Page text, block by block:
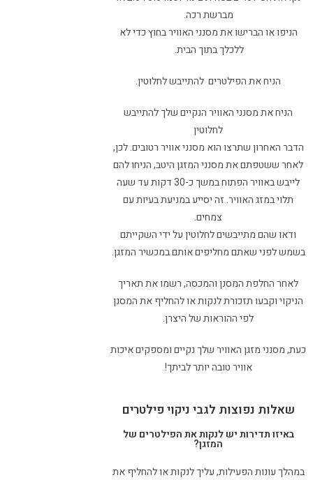
מברשת רכה.
הניפו או הברישו את מסנני האוויר בחוץ כדי לא
ללכלך בתוך הבית.
הניח את הפילטרים להתייבש לחלוטין.
הניח את מסנני האוויר הנקיים שלך להתייבש
לחלוטין
הדבר האחרון שתרצו הוא מסנני אוויר רטובים. לכן,
לאחר ששטפתם את מסנני המזגן היטב, הניחו להם
לייבש באוויר הפתוח במשך כ-30 דקות עד שעה
תלוי במזג האוויר. זה יסייע במניעת בעיות עם
צמחים.
ודאו שהם מתייבשים לחלוטין על ידי השקייתם
בשמש לפני שאתם מחליפים אותם במכשיר המזגן.
לאחר החלפת המסנן והמכסה, רשמו את תאריך
הניקוי וקבעו תזכורת לנקות או להחליף את המסנן
לפי ההוראות של היצרן.
כעת, מסנני מזגן האוויר שלך נקיים ומספקים איכות
אוויר טובה יותר לביתך!
שאלות נפוצות לגבי ניקוי פילטרים
באיזו תדירות יש לנקות את הפילטרים של
המזגן?
במהלך עונות הפעילות, עליך לנקות או להחליף את